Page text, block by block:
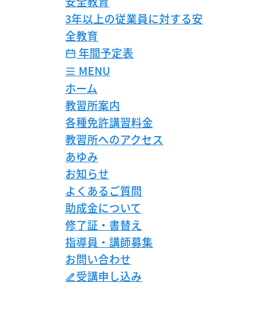
3年以上の従業員に対する安
全教育
年間予定表
MENU
ホーム
教習所案内
各種免許講習料金
教習所へのアクセス
あゆみ
お知らせ
よくあるご質問
助成金について
修了証・書替え
指導員・講師募集
お問い合わせ
受講申し込み